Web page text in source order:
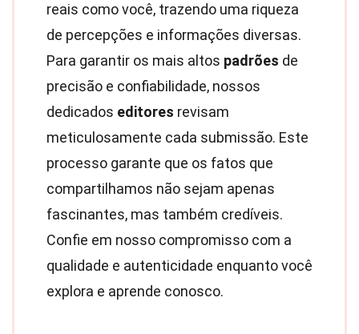
reais como você, trazendo uma riqueza
de percepções e informações diversas.
Para garantir os mais altos padrões de
precisão e confiabilidade, nossos
dedicados editores revisam
meticulosamente cada submissão. Este
processo garante que os fatos que
compartilhamos não sejam apenas
fascinantes, mas também credíveis.
Confie em nosso compromisso com a
qualidade e autenticidade enquanto você
explora e aprende conosco.